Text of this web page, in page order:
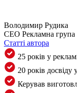
Володимир Рудика
CEO Рекламна група
Статті автора
25 років у
20 років досвіду
Керував